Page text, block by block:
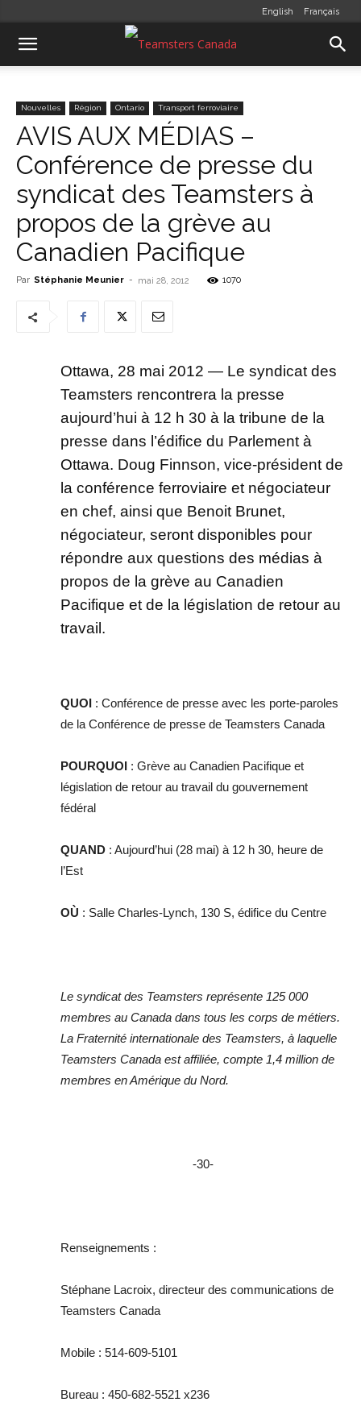
English Français
Nouvelles Région Ontario Transport ferroviaire
AVIS AUX MÉDIAS –
Conférence de presse du
syndicat des Teamsters à
propos de la grève au
Canadien Pacifique
Par Stéphanie Meunier - mai 28, 2012 1070
Ottawa, 28 mai 2012 — Le syndicat des
Teamsters rencontrera la presse
aujourd’hui à 12 h 30 à la tribune de la
presse dans l’édifice du Parlement à
Ottawa. Doug Finnson, vice-président de
la conférence ferroviaire et négociateur
en chef, ainsi que Benoit Brunet,
négociateur, seront disponibles pour
répondre aux questions des médias à
propos de la grève au Canadien
Pacifique et de la législation de retour au
travail.
QUOI : Conférence de presse avec les porte-paroles
de la Conférence de presse de Teamsters Canada
POURQUOI : Grève au Canadien Pacifique et
législation de retour au travail du gouvernement
fédéral
QUAND : Aujourd’hui (28 mai) à 12 h 30, heure de
l’Est
OÙ : Salle Charles-Lynch, 130 S, édifice du Centre
Le syndicat des Teamsters représente 125 000
membres au Canada dans tous les corps de métiers.
La Fraternité internationale des Teamsters, à laquelle
Teamsters Canada est affiliée, compte 1,4 million de
membres en Amérique du Nord.
-30-
Renseignements :
Stéphane Lacroix, directeur des communications de
Teamsters Canada
Mobile : 514-609-5101
Bureau : 450-682-5521 x236